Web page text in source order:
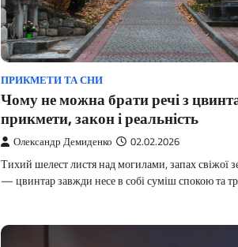
ПРИКМЕТИ ТА СНИ
Чому не можна брати речі з
прикмети, закон і реальність
Олександр Демиденко 02.02.2026
Тихий шелест листя над могилами, запах свіжої
— цвинтар завжди несе в собі суміш спокою та